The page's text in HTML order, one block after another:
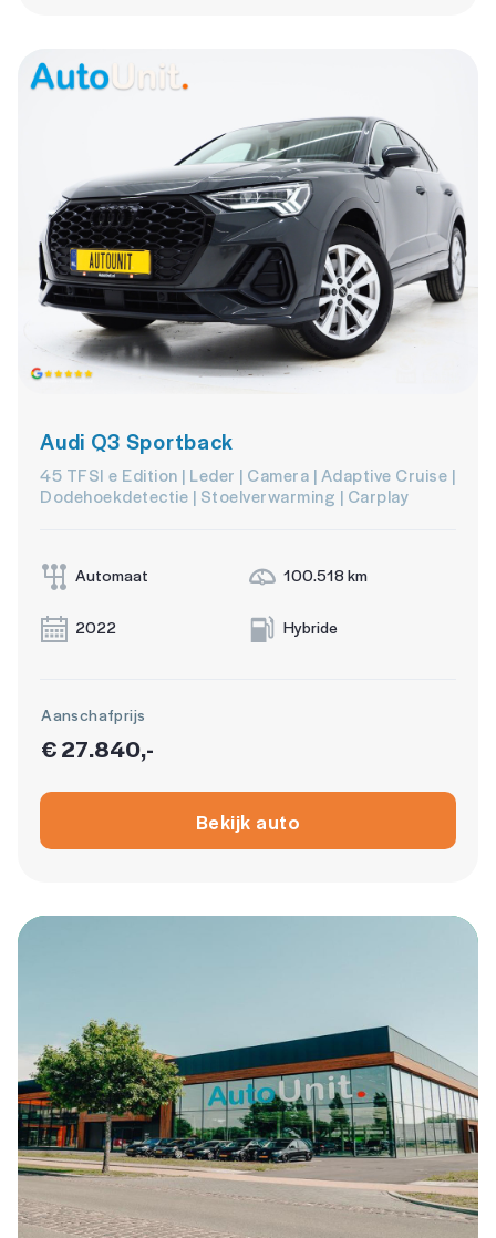
Audi Q3 Sportback
45 TFSI e Edition | Leder | Camera | Adaptive Cruise |
Dodehoekdetectie | Stoelverwarming | Carplay
Automaat 100.518 km
2022 Hybride
Aanschafprijs
€ 27.840,-
Bekijk auto